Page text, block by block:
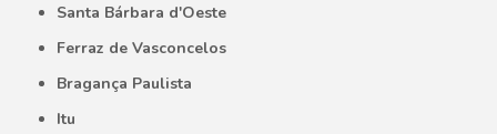
Santa Bárbara d'Oeste
Ferraz de Vasconcelos
Bragança Paulista
Itu